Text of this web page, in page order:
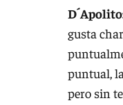
gusta
puntual,
pero sin